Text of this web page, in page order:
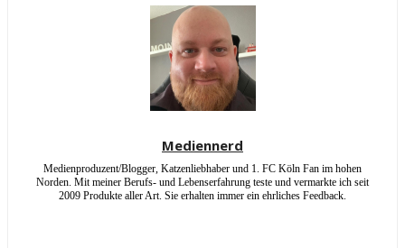
Mediennerd
Medienproduzent/Blogger, Katzenliebhaber und 1. FC Köln Fan im hohen
Norden. Mit meiner Berufs- und Lebenserfahrung teste und vermarkte ich seit
2009 Produkte aller Art. Sie erhalten immer ein ehrliches Feedback.